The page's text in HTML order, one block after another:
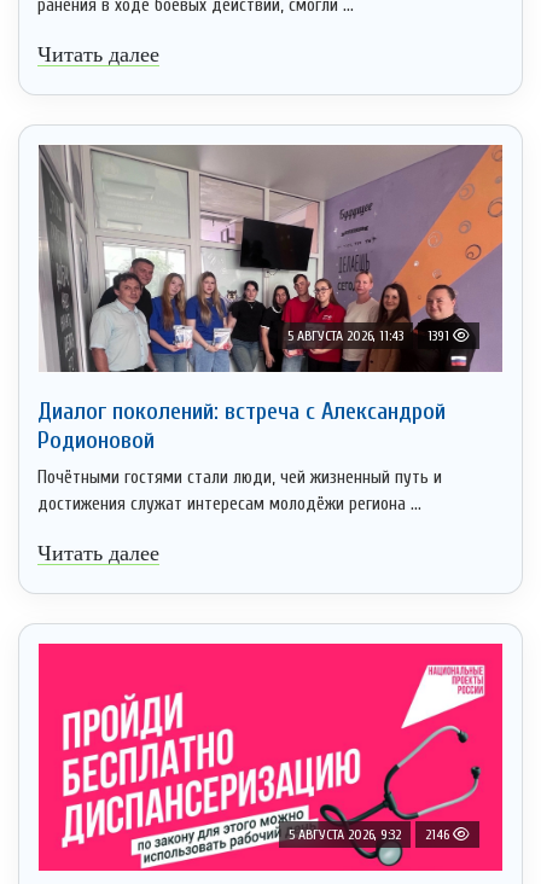
ранения в ходе боевых действий, смогли ...
Читать далее
5 АВГУСТА 2026, 11:43 1391
Диалог поколений: встреча с Александрой
Родионовой
Почётными гостями стали люди, чей жизненный путь и
достижения служат интересам молодёжи региона ...
Читать далее
5 АВГУСТА 2026, 9:32 2146